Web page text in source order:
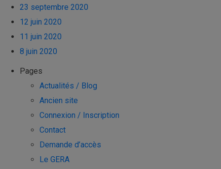
23 septembre 2020
12 juin 2020
11 juin 2020
8 juin 2020
Pages
Actualités / Blog
Ancien site
Connexion / Inscription
Contact
Demande d’accès
Le GERA